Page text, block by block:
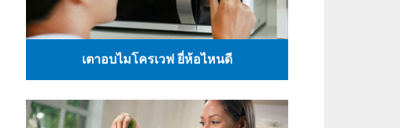
เตาอบไมโครเวฟ ยี่ห้อไหนดี